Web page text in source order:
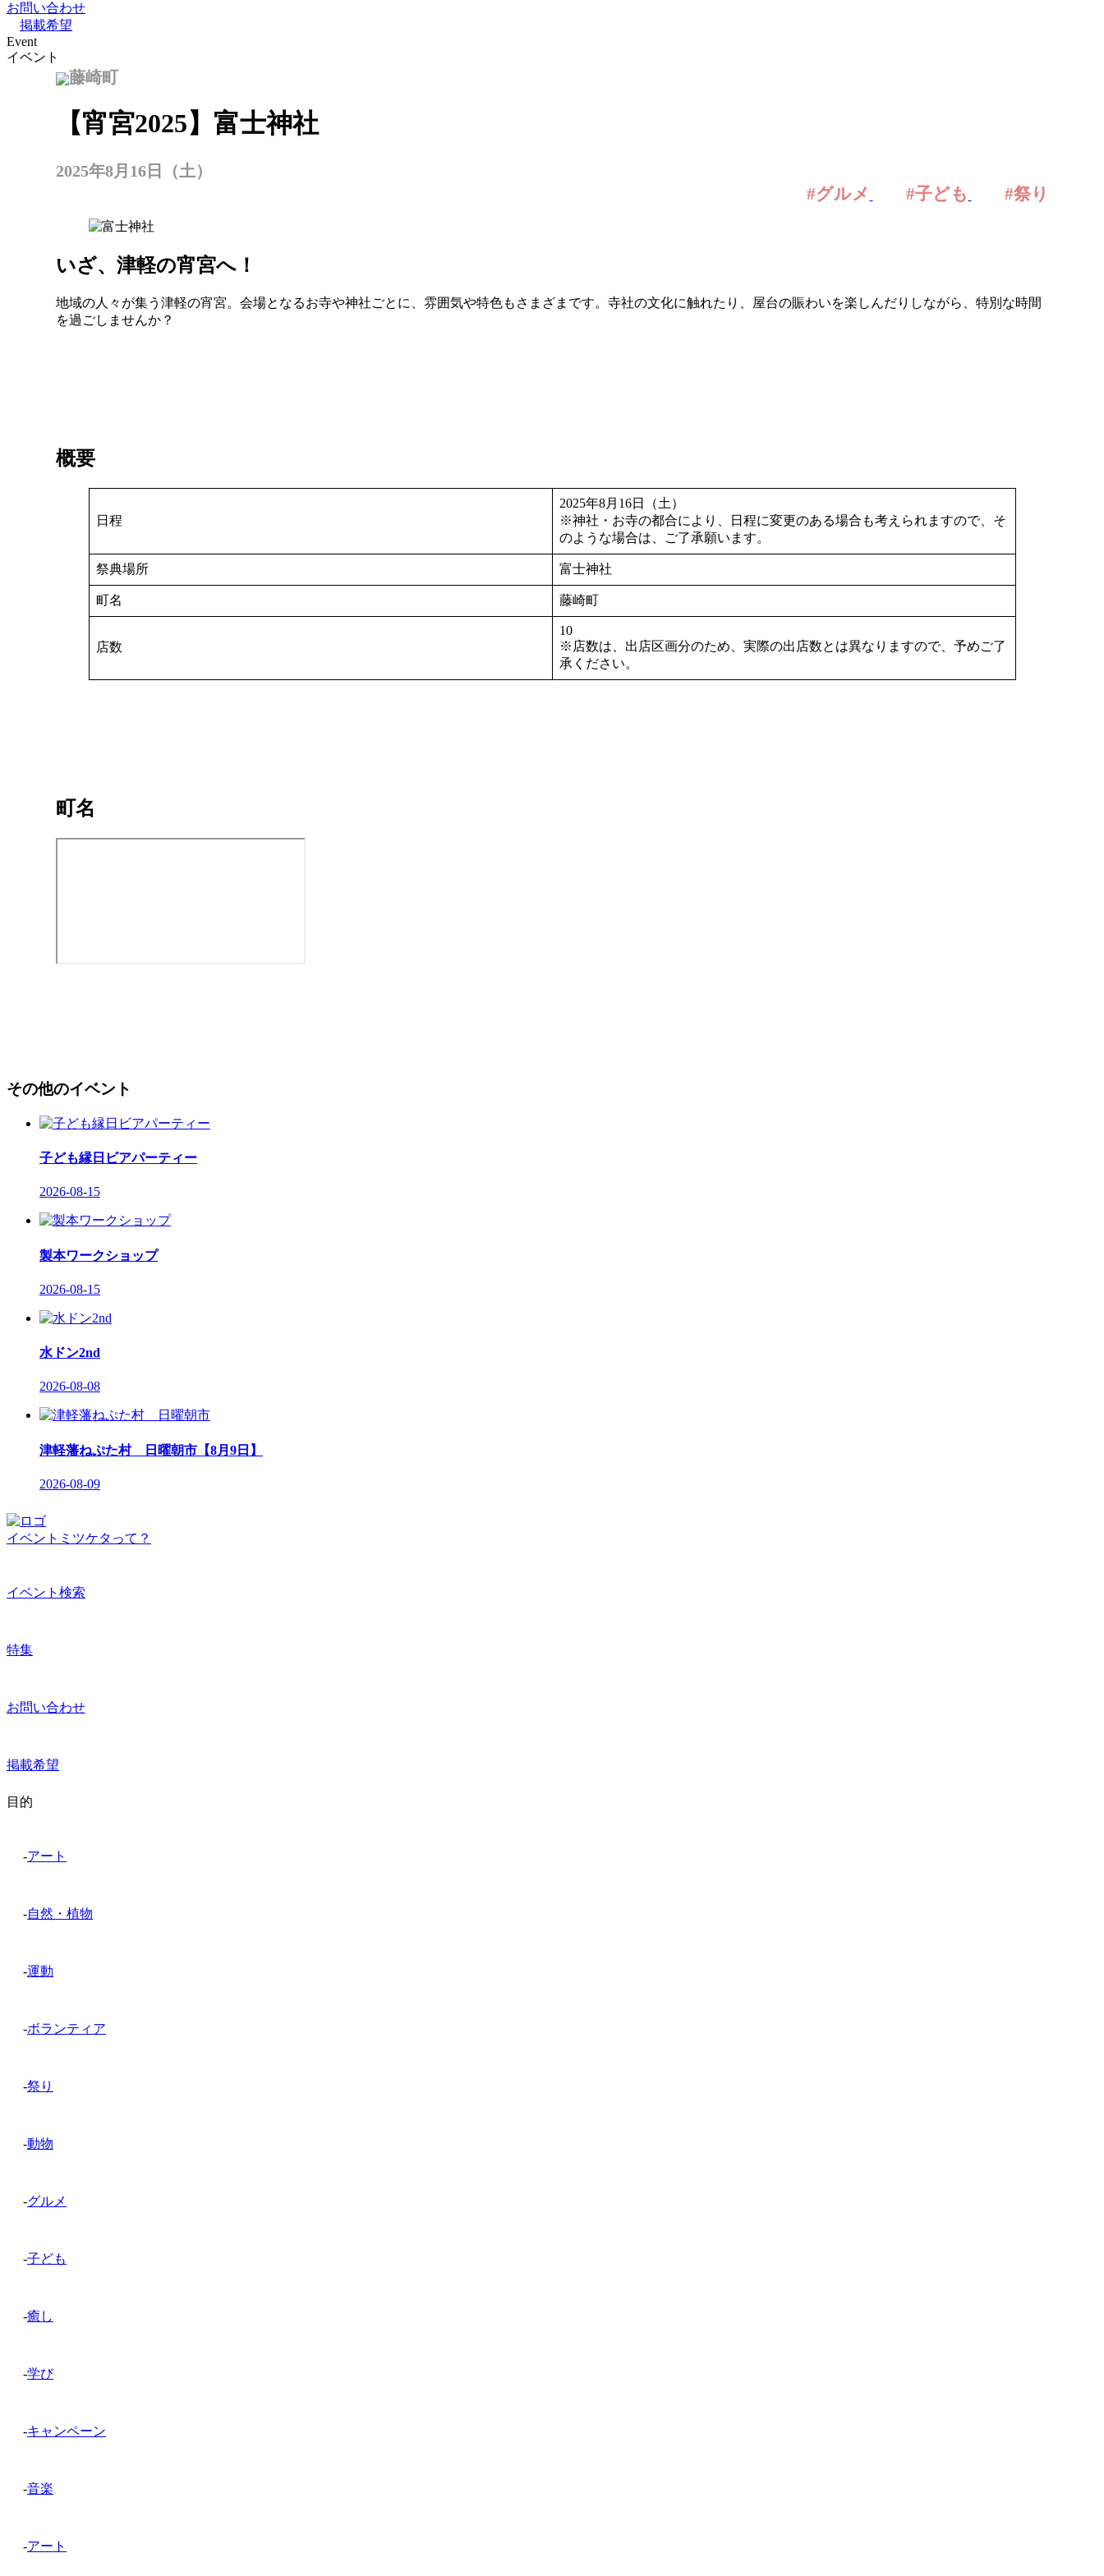
お問い合わせ
掲載希望
Event
イベント
藤崎町
【宵宮2025】富士神社
2025年8月16日（土）
#グルメ #子ども #祭り
いざ、津軽の宵宮へ！
地域の人々が集う津軽の宵宮。会場となるお寺や神社ごとに、雰囲気や特色もさまざまです。寺社の文化に触れたり、屋台の賑わいを楽しんだりしながら、特別な時間
を過ごしませんか？
概要
日程
2025年8月16日（土）
※神社・お寺の都合により、日程に変更のある場合も考えられますので、そ
のような場合は、ご了承願います。
祭典場所 富士神社
町名 藤崎町
店数
10
※店数は、出店区画分のため、実際の出店数とは異なりますので、予めご了
承ください。
町名
その他のイベント
子ども縁日ビアパーティー
2026-08-15
製本ワークショップ
2026-08-15
水ドン2nd
2026-08-08
津軽藩ねぷた村 日曜朝市【8月9日】
2026-08-09
イベントミツケタって？
イベント検索
特集
お問い合わせ
掲載希望
目的
-アート
-自然・植物
-運動
-ボランティア
-祭り
-動物
-グルメ
-子ども
-癒し
-学び
-キャンペーン
-音楽
-アート